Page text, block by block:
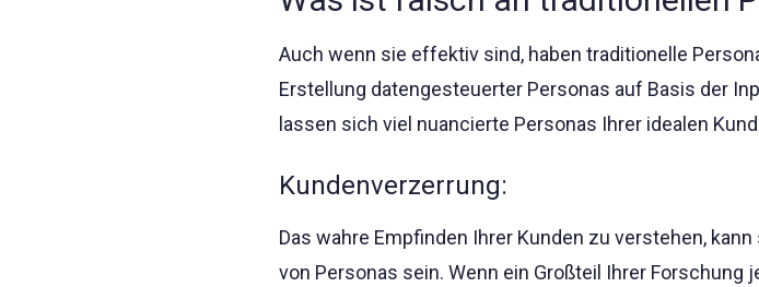
Auch wenn sie effektiv sind, haben traditionelle
Erstellung datengesteuerter Personas auf Basis der
lassen sich viel nuancierte Personas Ihrer idealen
Kundenverzerrung:
Das wahre Empfinden Ihrer Kunden zu verstehen,
von Personas sein. Wenn ein Großteil Ihrer Forschung